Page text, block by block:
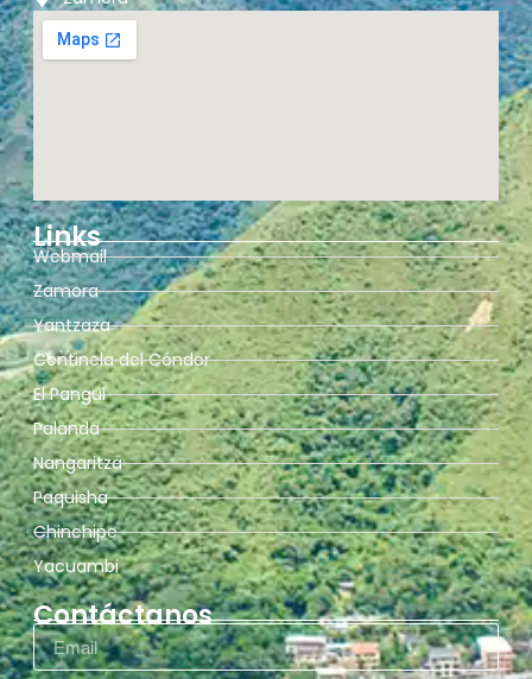
Links
Webmail
Zamora
Yantzaza
Centinela del Cóndor
El Pangui
Palanda
Nangaritza
Paquisha
Chinchipe
Yacuambi
Contáctanos